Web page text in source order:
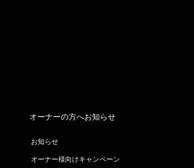
オーナーの方へお知らせ
お知らせ
オーナー様向けキャンペーン